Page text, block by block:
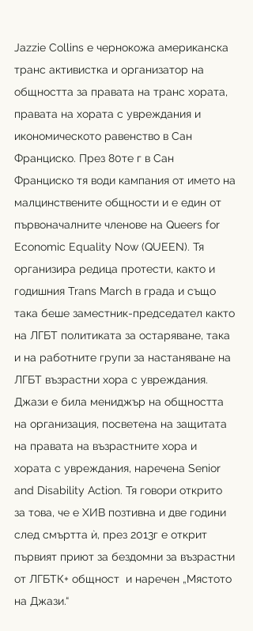
Jazzie Collins е чернокожа американска
транс активистка и организатор на
общността за правата на транс хората,
правата на хората с увреждания и
икономическото равенство в Сан
Франциско. През 80те г в Сан
Франциско тя води кампания от името на
малцинствените общности и е един от
първоначалните членове на Queers for
Economic Equality Now (QUEEN). Тя
организира редица протести, както и
годишния Trans March в града и също
така беше заместник-председател както
на ЛГБТ политиката за остаряване, така
и на работните групи за настаняване на
ЛГБТ възрастни хора с увреждания.
Джази е била мениджър на общността
на организация, посветена на защитата
на правата на възрастните хора и
хората с увреждания, наречена Senior
and Disability Action. Тя говори открито
за това, че е ХИВ позтивна и две години
след смъртта ѝ, през 2013г е открит
първият приют за бездомни за възрастни
от ЛГБТК+ общност  и наречен „Мястото
на Джази.“